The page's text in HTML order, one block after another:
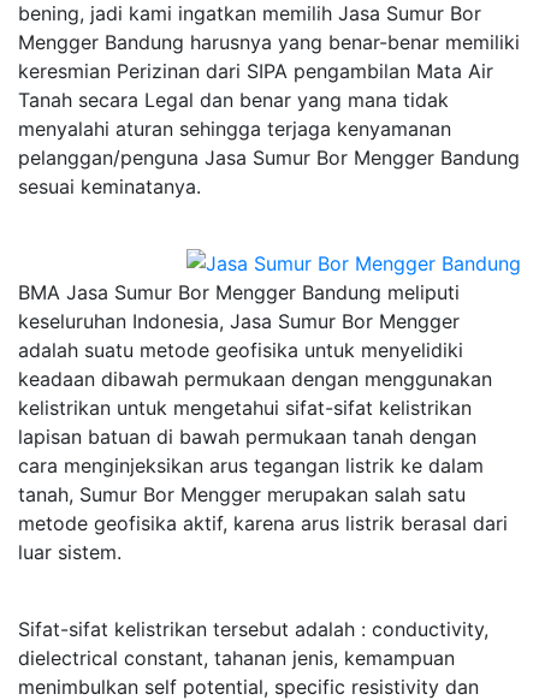
bening, jadi kami ingatkan memilih Jasa Sumur Bor
Mengger Bandung harusnya yang benar-benar memiliki
keresmian Perizinan dari SIPA pengambilan Mata Air
Tanah secara Legal dan benar yang mana tidak
menyalahi aturan sehingga terjaga kenyamanan
pelanggan/penguna Jasa Sumur Bor Mengger Bandung
sesuai keminatanya.
BMA Jasa Sumur Bor Mengger Bandung meliputi
keseluruhan Indonesia, Jasa Sumur Bor Mengger
adalah suatu metode geofisika untuk menyelidiki
keadaan dibawah permukaan dengan menggunakan
kelistrikan untuk mengetahui sifat-sifat kelistrikan
lapisan batuan di bawah permukaan tanah dengan
cara menginjeksikan arus tegangan listrik ke dalam
tanah, Sumur Bor Mengger merupakan salah satu
metode geofisika aktif, karena arus listrik berasal dari
luar sistem.
Sifat-sifat kelistrikan tersebut adalah : conductivity,
dielectrical constant, tahanan jenis, kemampuan
menimbulkan self potential, specific resistivity dan